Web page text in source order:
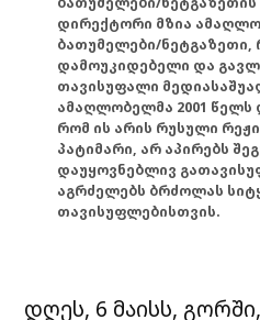
დირექტორი მზია
ბათუმელები/
დამოუკიდებელი და
თავისუფალი
ამაღლობელმა 2001 წელს
რომ ის არის რუსული
პატიმარი, არ აპირებს
დაუყოვნებლივ
აგრძელებს ბრძოლას
თავისუფლებისთვის.
დღეს, 6 მაისს,